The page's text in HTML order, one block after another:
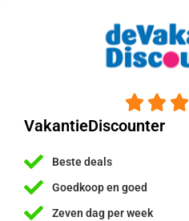
  
VakantieDiscounter
Beste deals
Goedkoop en goed
Zeven dag per week